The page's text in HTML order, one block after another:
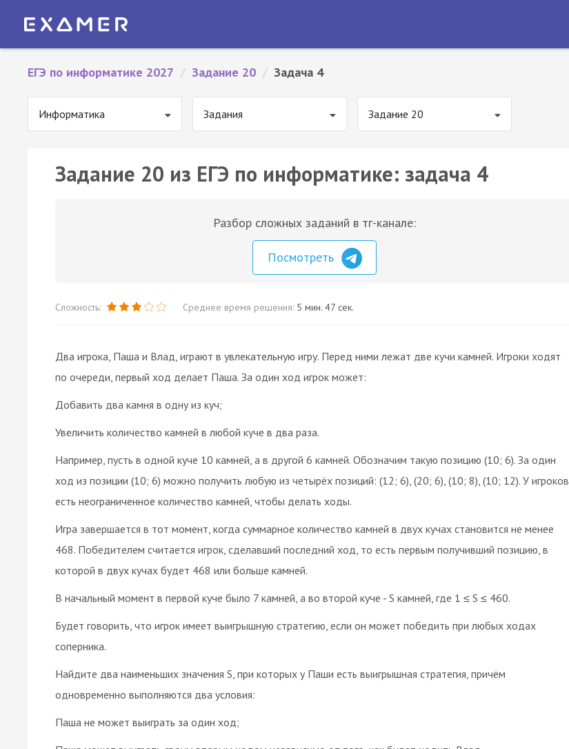
ЕГЭ по информатике 2027 / Задание 20 / Задача 4
Информатика Задания Задание 20
Задание 20 из ЕГЭ по информатике: задача 4
Разбор сложных заданий в тг-канале:
Посмотреть
Сложность: Среднее время решения: 5 мин. 47 сек.
Два игрока, Паша и Влад, играют в увлекательную игру. Перед ними лежат две кучи камней. Игроки ходят
по очереди, первый ход делает Паша. За один ход игрок может:
Добавить два камня в одну из куч;
Увеличить количество камней в любой куче в два раза.
Например, пусть в одной куче 10 камней, а в другой 6 камней. Обозначим такую позицию (10; 6). За один
ход из позиции (10; 6) можно получить любую из четырёх позиций: (12; 6), (20; 6), (10; 8), (10; 12). У игроков
есть неограниченное количество камней, чтобы делать ходы.
Игра завершается в тот момент, когда суммарное количество камней в двух кучах становится не менее
468. Победителем считается игрок, сделавший последний ход, то есть первым получивший позицию, в
которой в двух кучах будет 468 или больше камней.
В начальный момент в первой куче было 7 камней, а во второй куче - S камней, где 1 ≤ S ≤ 460.
Будет говорить, что игрок имеет выигрышную стратегию, если он может победить при любых ходах
соперника.
Найдите два наименьших значения S, при которых у Паши есть выигрышная стратегия, причём
одновременно выполняются два условия:
Паша не может выиграть за один ход;